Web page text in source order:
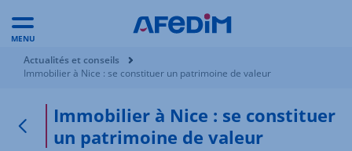
MENU
Vous êtes ici:
Actualités et conseils
Immobilier à Nice : se constituer un patrimoine de valeur
Retour à la page précédente
Immobilier à Nice : se constituer
un patrimoine de valeur